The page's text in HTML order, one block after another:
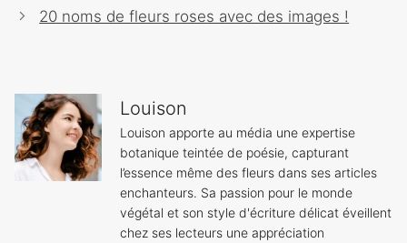
20 noms de fleurs roses avec des images !
Louison
Louison apporte au média une expertise
botanique teintée de poésie, capturant
l’essence même des fleurs dans ses articles
enchanteurs. Sa passion pour le monde
végétal et son style d'écriture délicat éveillent
chez ses lecteurs une appréciation